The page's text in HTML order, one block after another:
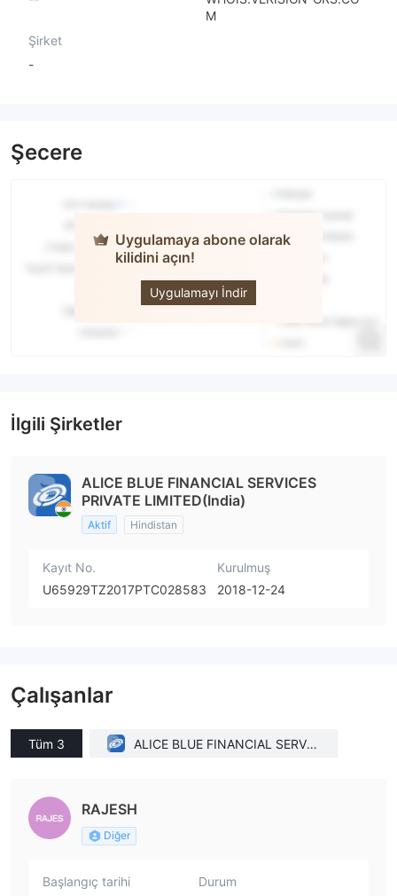
M
Şirket
-
Şecere
Uygulamaya abone olarak
kilidini açın!
Uygulamayı İndir
İlgili Şirketler
ALICE BLUE FINANCIAL SERVICES
PRIVATE LIMITED(India)
Aktif Hindistan
Kayıt No.
U65929TZ2017PTC028583
Kurulmuş
2018-12-24
Çalışanlar
Tüm 3
ALICE BLUE FINANCIAL SERVIC
RAJESH
Diğer
Başlangıç tarihi
Durum